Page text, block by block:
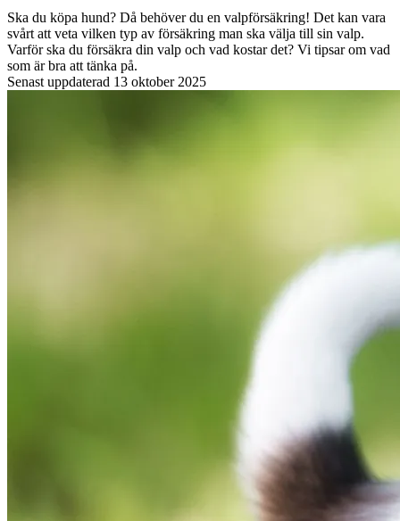
Ska du köpa hund? Då behöver du en valpförsäkring! Det kan vara
svårt att veta vilken typ av försäkring man ska välja till sin valp.
Varför ska du försäkra din valp och vad kostar det? Vi tipsar om vad
som är bra att tänka på.
Senast uppdaterad 13 oktober 2025